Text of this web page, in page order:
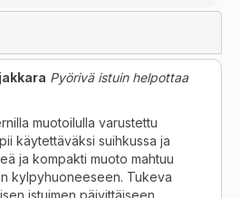
Pyörivä istuin helpottaa
muotoilulla varustettu
käytettäväksi suihkussa ja
ja kompakti muoto mahtuu
kylpyhuoneeseen. Tukeva
istuimen päivittäiseen